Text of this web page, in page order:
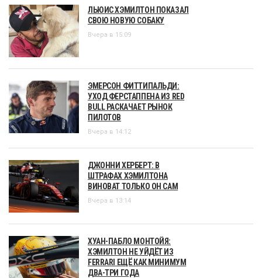
ЛЬЮИС ХЭМИЛТОН ПОКАЗАЛ
СВОЮ НОВУЮ СОБАКУ
Вчера в 15:09
ЭМЕРСОН ФИТТИПАЛЬДИ:
УХОД ФЕРСТАППЕНА ИЗ RED
BULL РАСКАЧАЕТ РЫНОК
ПИЛОТОВ
Вчера в 14:12
ДЖОННИ ХЕРБЕРТ: В
ШТРАФАХ ХЭМИЛТОНА
ВИНОВАТ ТОЛЬКО ОН САМ
Вчера в 13:14
ХУАН-ПАБЛО МОНТОЙЯ:
ХЭМИЛТОН НЕ УЙДЁТ ИЗ
FERRARI ЕЩЁ КАК МИНИМУМ
ДВА-ТРИ ГОДА